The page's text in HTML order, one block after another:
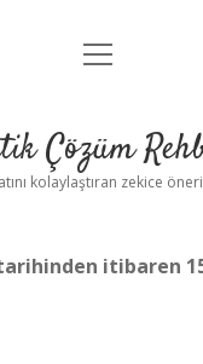
Anasayfa
Yasal Uyarı
menüyü
Çözüm
kolaylaştıran zekice
itibaren